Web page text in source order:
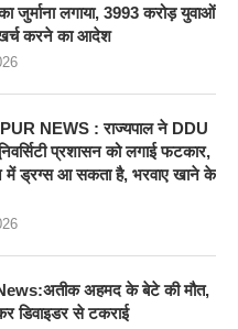
जुर्माना लगाया, 3993 करोड़ युवाओं
करने का आदेश
NEWS : राज्यपाल ने DDU
प्रशासन को लगाई फटकार,
में ड्रग्स आ सकता है, भरवाए खाने के
अहमद के बेटे की मौत,
डिवाइडर से टकराई